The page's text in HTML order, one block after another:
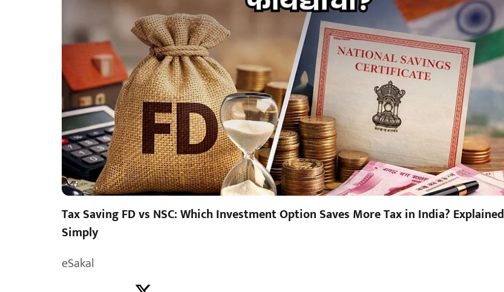
Tax Saving FD vs NSC: Which Investment Option Saves More Tax in India? Explained
Simply
eSakal